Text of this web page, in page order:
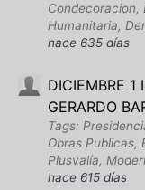
Condecoracion,
Humanitaria,
hace 635 días
DICIEMBRE 1
GERARDO
Tags:
Obras Publicas,
Plusvalía,
hace 615 días